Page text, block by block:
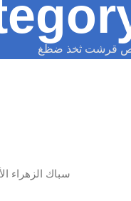
قرشت ثخذ ضظغ
سباك الزهراء